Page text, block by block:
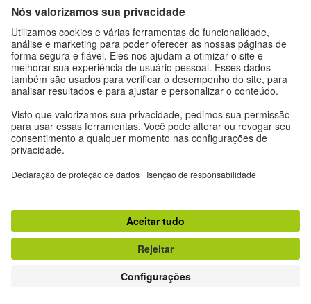
Expediente
Proteção de dados
Termos de uso
Proteção de dados
Outras publicações do Goethe-Institut
Gegenüber
Ruya